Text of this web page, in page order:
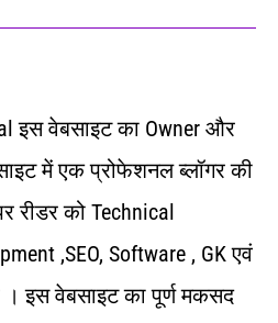
इस वेबसाइट का Owner और
में एक प्रोफेशनल ब्लॉगर की
रीडर को Technical
,SEO, Software , GK एवं
। इस वेबसाइट का पूर्ण मकसद